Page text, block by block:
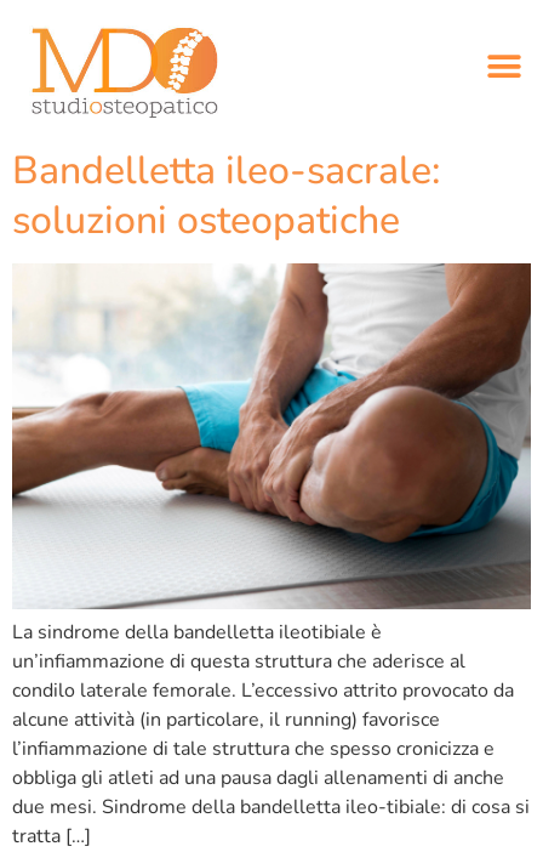
Bandelletta ileo-sacrale:
soluzioni osteopatiche
La sindrome della bandelletta ileotibiale è
un’infiammazione di questa struttura che aderisce al
condilo laterale femorale. L’eccessivo attrito provocato da
alcune attività (in particolare, il running) favorisce
l’infiammazione di tale struttura che spesso cronicizza e
obbliga gli atleti ad una pausa dagli allenamenti di anche
due mesi. Sindrome della bandelletta ileo-tibiale: di cosa si
tratta […]